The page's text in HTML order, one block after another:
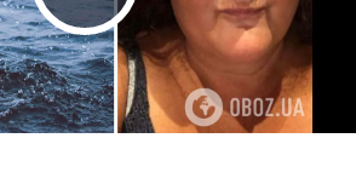
Play Video